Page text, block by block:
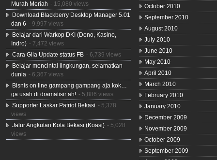
Murah Meriah - 15,080 views
Download Blackberry Desktop Manager 5.01
dan 6 - 9,997 views
Belajar dari Warkop DKI (Dono, Kasino,
Indro) - 7,472 views
Cara Gila Update status FB - 6,739 views
Belajar mencintai lingkungan, selamatkan
dunia - 6,367 views
Bisnis on line gampang gampang aja kok…
ga usah di dramatisir ah! - 5,886 views
Supporter Laskar Patriot Bekasi - 5,378
views
Jalur Angkutan Kota Bekasi (Koasi) - 5,028
views
October 2010
September 2010
August 2010
July 2010
June 2010
May 2010
April 2010
March 2010
February 2010
January 2010
December 2009
November 2009
October 2009
September 2009